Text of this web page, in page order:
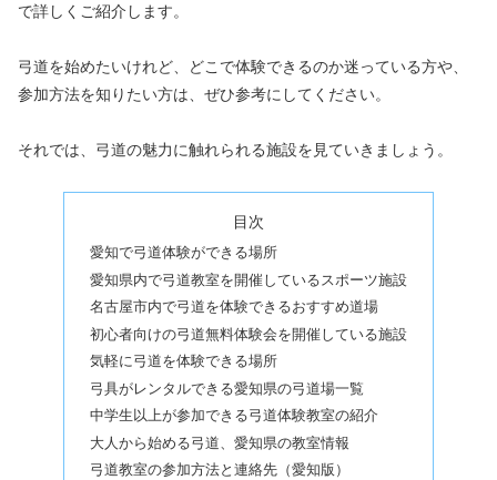
で詳しくご紹介します。
弓道を始めたいけれど、どこで体験できるのか迷っている方や、
参加方法を知りたい方は、ぜひ参考にしてください。
それでは、弓道の魅力に触れられる施設を見ていきましょう。
目次
愛知で弓道体験ができる場所
愛知県内で弓道教室を開催しているスポーツ施設
名古屋市内で弓道を体験できるおすすめ道場
初心者向けの弓道無料体験会を開催している施設
気軽に弓道を体験できる場所
弓具がレンタルできる愛知県の弓道場一覧
中学生以上が参加できる弓道体験教室の紹介
大人から始める弓道、愛知県の教室情報
弓道教室の参加方法と連絡先（愛知版）